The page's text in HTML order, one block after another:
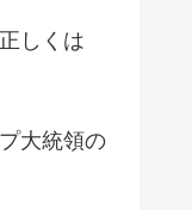
しくは
大統領の